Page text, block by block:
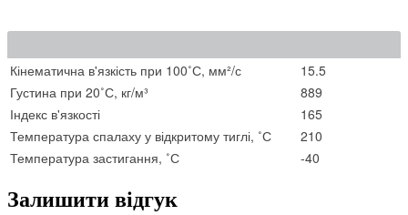
Кінематична в'язкість при 100˚С, мм²/с
15.5
Густина при 20˚С, кг/м³
889
Індекс в'язкості
165
Температура спалаху у відкритому тиглі, ˚С
210
Температура застигання, ˚С
-40
Залишити відгук